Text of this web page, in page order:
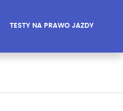
TESTY NA PRAWO JAZDY